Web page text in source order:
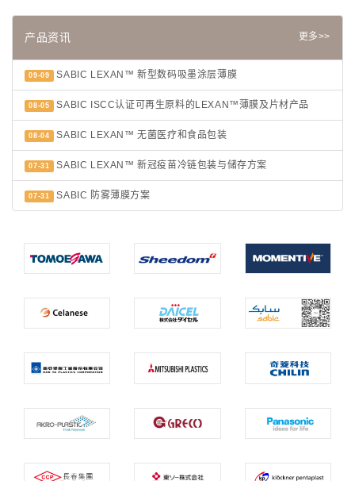
产品资讯 更多>>
09-09 SABIC LEXAN™ 新型数码吸墨涂层薄膜
08-05 SABIC ISCC认证可再生原料的LEXAN™薄膜及片材产品
08-04 SABIC LEXAN™ 无菌医疗和食品包装
07-31 SABIC LEXAN™ 新冠疫苗冷链包装与储存方案
07-31 SABIC 防雾薄膜方案